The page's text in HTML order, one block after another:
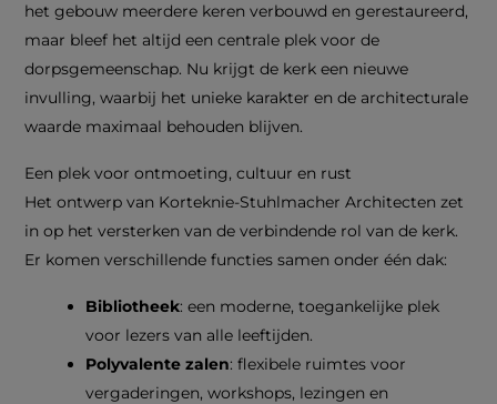
het gebouw meerdere keren verbouwd en gerestaureerd,
maar bleef het altijd een centrale plek voor de
dorpsgemeenschap. Nu krijgt de kerk een nieuwe
invulling, waarbij het unieke karakter en de architecturale
waarde maximaal behouden blijven.
Een plek voor ontmoeting, cultuur en rust
Het ontwerp van Korteknie-Stuhlmacher Architecten zet
in op het versterken van de verbindende rol van de kerk.
Er komen verschillende functies samen onder één dak:
Bibliotheek: een moderne, toegankelijke plek
voor lezers van alle leeftijden.
Polyvalente zalen: flexibele ruimtes voor
vergaderingen, workshops, lezingen en